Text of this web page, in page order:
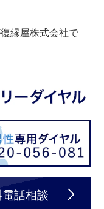
縁屋株式会社で
話相談